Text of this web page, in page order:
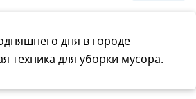
дня в городе
техника для уборки мусора.